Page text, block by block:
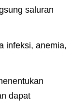
saluran
infeksi, anemia,
dapat